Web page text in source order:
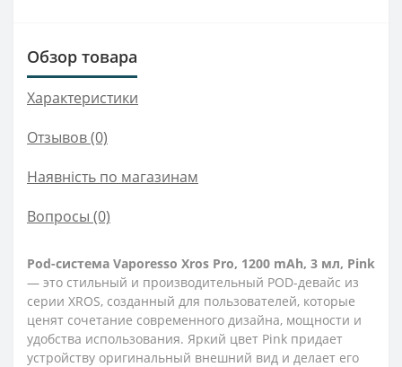
Обзор товара
Характеристики
Отзывов (0)
Наявність по магазинам
Вопросы (0)
Pod-система Vaporesso Xros Pro, 1200 mAh, 3 мл, Pink
— это стильный и производительный POD-девайс из
серии XROS, созданный для пользователей, которые
ценят сочетание современного дизайна, мощности и
удобства использования. Яркий цвет Pink придает
устройству оригинальный внешний вид и делает его